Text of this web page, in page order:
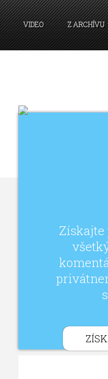
VIDEO Z ARCHÍVU